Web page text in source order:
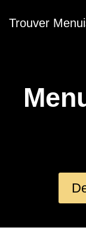
auTrouver